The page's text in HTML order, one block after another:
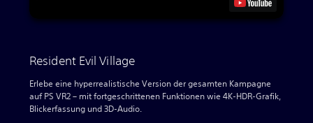
Resident Evil Village
Erlebe eine hyperrealistische Version der gesamten Kampagne
auf PS VR2 – mit fortgeschrittenen Funktionen wie 4K-HDR-Grafik,
Blickerfassung und 3D-Audio.